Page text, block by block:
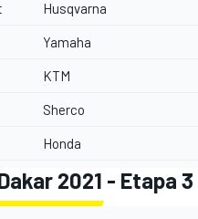
Husqvarna
Yamaha
KTM
Sherco
Honda
2021 - Etapa 3